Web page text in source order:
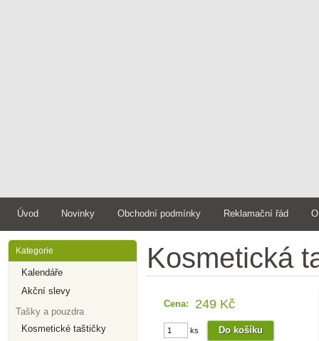
Úvod Novinky Obchodní podmínky Reklamační řád
Kategorie
Kalendáře
Akční slevy
Tašky a pouzdra
Kosmetické taštičky
Kosmetická
Cena: 249 Kč
ks